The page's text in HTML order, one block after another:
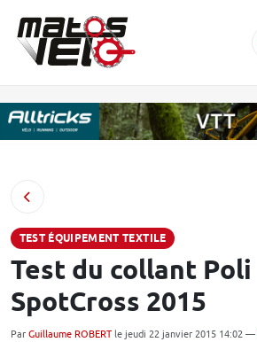
TEST ÉQUIPEMENT TEXTILE
Test du collant Poli
SpotCross 2015
Par Guillaume ROBERT le jeudi 22 janvier 2015 14:02 —